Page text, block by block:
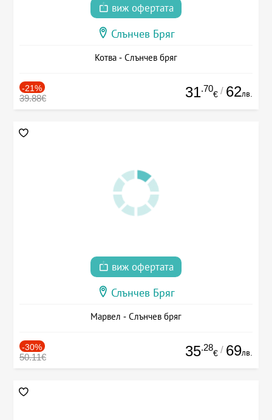
виж офертата
Слънчев Бряг
Котва - Слънчев бряг
-21%
39.88€ 31.70
€ / 62лв.
виж офертата
Слънчев Бряг
Марвел - Слънчев бряг
-30%
50.11€ 35.28
€ / 69лв.